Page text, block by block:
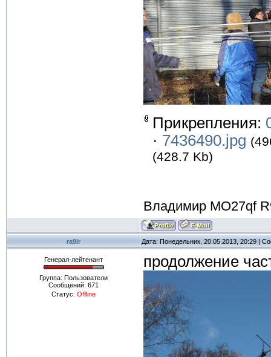
Прикрепления:
· 7436490.jpg
(428.7 Kb)
Владимир MO27qf
ra9lr Дата: Понедельник, 20.05.2013, 20:29 |
Генерал-лейтенант
Группа: Пользователи
Сообщений: 671
Статус: Offline
продолжение